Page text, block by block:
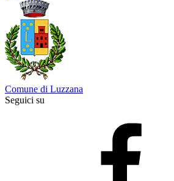
Comune di Luzzana
Seguici su